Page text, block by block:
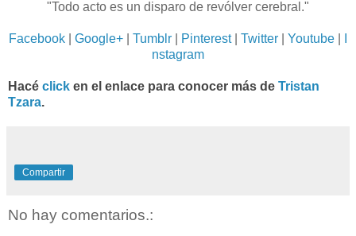
"Todo acto es un disparo de revólver cerebral."
Facebook Google+ Tumblr Pinterest| Twitter Youtube
nstagram
Hacé click en el enlace para conocer más de Tristan
Tzara.
Compartir
No hay comentarios.: